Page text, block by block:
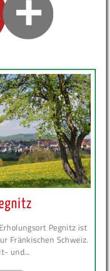
Pegnitz ist
Fränkischen Schweiz.
und...